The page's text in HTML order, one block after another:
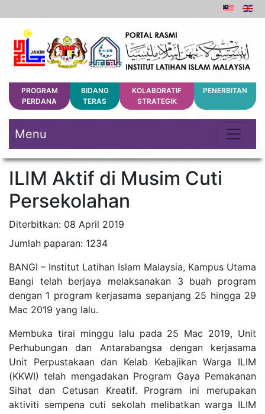
PROGRAM
PERDANA
BIDANG
TERAS
KOLABORATIF
STRATEGIK
PENERBITAN
Menu
ILIM Aktif di Musim Cuti
Persekolahan
Diterbitkan: 08 April 2019
Jumlah paparan: 1234
BANGI – Institut Latihan Islam Malaysia, Kampus Utama
Bangi telah berjaya melaksanakan 3 buah program
dengan 1 program kerjasama sepanjang 25 hingga 29
Mac 2019 yang lalu.
Membuka tirai minggu lalu pada 25 Mac 2019, Unit
Perhubungan dan Antarabangsa dengan kerjasama
Unit Perpustakaan dan Kelab Kebajikan Warga ILIM
(KKWI) telah mengadakan Program Gaya Pemakanan
Sihat dan Cetusan Kreatif. Program ini merupakan
aktiviti sempena cuti sekolah melibatkan warga ILIM